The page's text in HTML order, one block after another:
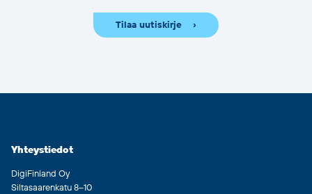
Tilaa uutiskirje
Yhteystiedot
DigiFinland Oy
Siltasaarenkatu 8–10